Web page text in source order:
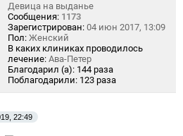
Девица на выданье
Сообщения: 1173
Зарегистрирован: 04 июн 2017, 13:09
Пол: Женский
В каких клиниках проводилось
лечение: Ава-Петер
Благодарил (а): 144 раза
Поблагодарили: 123 раза
22:49